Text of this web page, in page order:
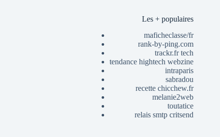
Les + populaires
maficheclasse/fr
rank-by-ping.com
trackr.fr tech
tendance hightech webzine
intraparis
sabradou
recette chicchew.fr
melanie2web
toutatice
relais smtp critsend